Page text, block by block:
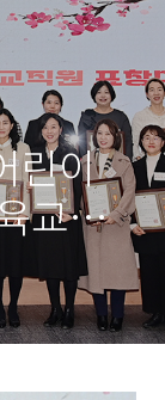
린이
교직